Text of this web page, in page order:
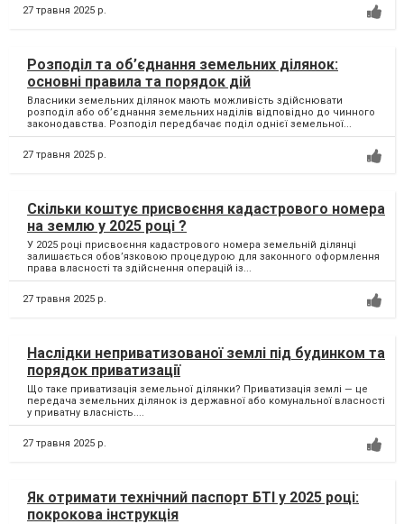
27 травня 2025 р.
Розподіл та об’єднання земельних ділянок:
основні правила та порядок дій
Власники земельних ділянок мають можливість здійснювати
розподіл або об’єднання земельних наділів відповідно до чинного
законодавства. Розподіл передбачає поділ однієї земельної...
27 травня 2025 р.
Скільки коштує присвоєння кадастрового номера
на землю у 2025 році ?
У 2025 році присвоєння кадастрового номера земельній ділянці
залишається обов’язковою процедурою для законного оформлення
права власності та здійснення операцій із...
27 травня 2025 р.
Наслідки неприватизованої землі під будинком та
порядок приватизації
Що таке приватизація земельної ділянки? Приватизація землі — це
передача земельних ділянок із державної або комунальної власності
у приватну власність....
27 травня 2025 р.
Як отримати технічний паспорт БТІ у 2025 році:
покрокова інструкція